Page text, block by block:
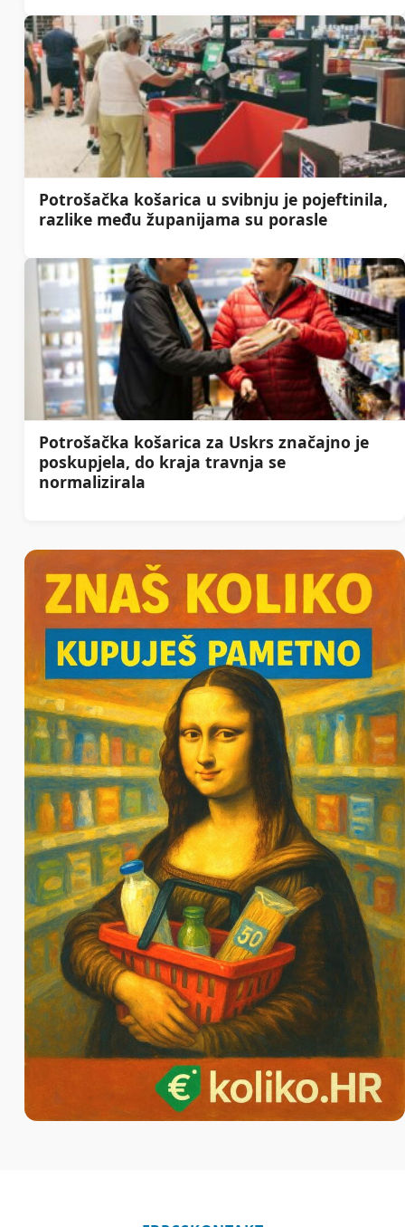
Potrošačka košarica u svibnju je pojeftinila,
razlike među županijama su porasle
Potrošačka košarica za Uskrs značajno je
poskupjela, do kraja travnja se
normalizirala